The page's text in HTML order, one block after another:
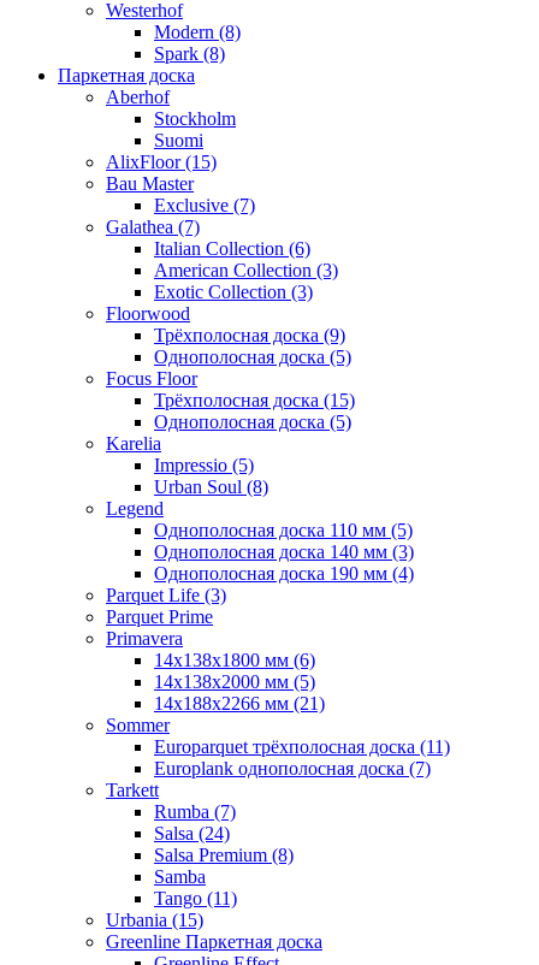
Westerhof
Modern (8)
Spark (8)
Паркетная доска
Aberhof
Stockholm
Suomi
AlixFloor (15)
Bau Master
Exclusive (7)
Galathea (7)
Italian Collection (6)
American Collection (3)
Exotic Collection (3)
Floorwood
Трёхполосная доска (9)
Однополосная доска (5)
Focus Floor
Трёхполосная доска (15)
Однополосная доска (5)
Karelia
Impressio (5)
Urban Soul (8)
Legend
Однополосная доска 110 мм (5)
Однополосная доска 140 мм (3)
Однополосная доска 190 мм (4)
Parquet Life (3)
Parquet Prime
Primavera
14x138x1800 мм (6)
14x138x2000 мм (5)
14x188x2266 мм (21)
Sommer
Europarquet трёхполосная доска (11)
Europlank однополосная доска (7)
Tarkett
Rumba (7)
Salsa (24)
Salsa Premium (8)
Samba
Tango (11)
Urbania (15)
Greenline Паркетная доска